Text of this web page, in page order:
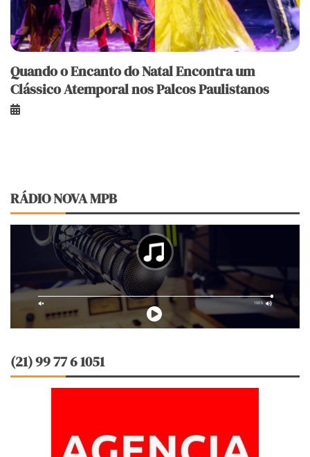
Quando o Encanto do Natal Encontra um
Clássico Atemporal nos Palcos Paulistanos
RÁDIO NOVA MPB
(21) 99 77 6 1051